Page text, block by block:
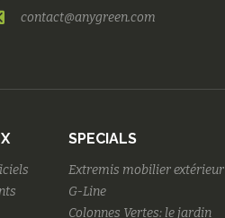
contact@anygreen.com
SPECIALS
Extremis mobilier extérieur
G-Line
Colonnes Vertes: le jardin